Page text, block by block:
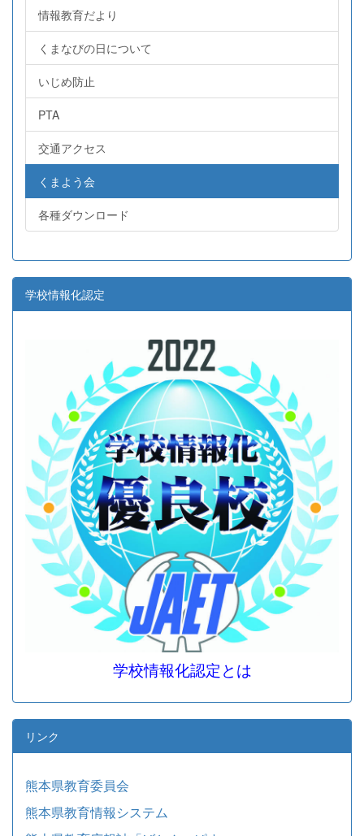
情報教育だより
くまなびの日について
いじめ防止
PTA
交通アクセス
くまよう会
各種ダウンロード
学校情報化認定
学校情報化認定とは
リンク
熊本県教育委員会
熊本県教育情報システム